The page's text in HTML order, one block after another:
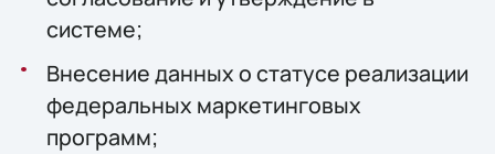
системе;
Внесение данных о статусе реализации
федеральных маркетинговых
программ;